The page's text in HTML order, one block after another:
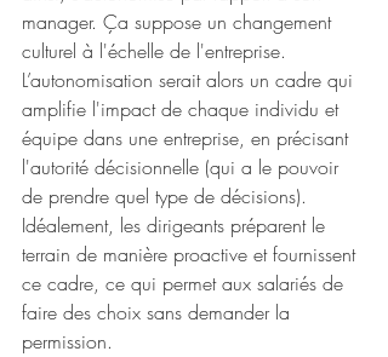
manager. Ça suppose un changement
culturel à l'échelle de l'entreprise.
L’autonomisation serait alors un cadre qui
amplifie l'impact de chaque individu et
équipe dans une entreprise, en précisant
l'autorité décisionnelle (qui a le pouvoir
de prendre quel type de décisions).
Idéalement, les dirigeants préparent le
terrain de manière proactive et fournissent
ce cadre, ce qui permet aux salariés de
faire des choix sans demander la
permission.